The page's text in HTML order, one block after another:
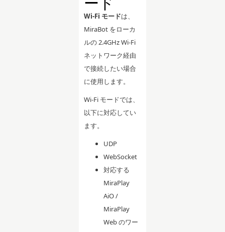
Wi-Fi モードは、
MiraBot をローカ
ルの 2.4GHz Wi-Fi
ネットワーク経由
で接続したい場合
に使用します。
Wi-Fi モードでは、
以下に対応してい
ます。
UDP
WebSocket
対応する
MiraPlay
AiO /
MiraPlay
Web のワー